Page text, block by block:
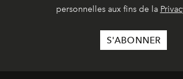
personnelles aux fins de la